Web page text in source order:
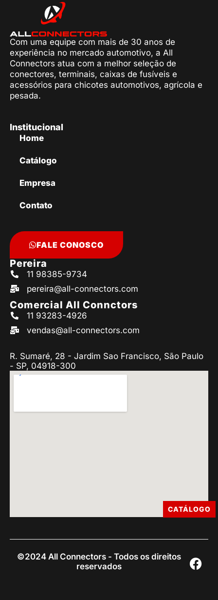
Com uma equipe com mais de 30 anos de
experiência no mercado automotivo, a All
Connectors atua com a melhor seleção de
conectores, terminais, caixas de fusíveis e
acessórios para chicotes automotivos, agrícola e
pesada.
Institucional
Home
Catálogo
Empresa
Contato
FALE CONOSCO
Pereira
11 98385-9734
pereira@all-connectors.com
Comercial All Connctors
11 93283-4926
vendas@all-connectors.com
R. Sumaré, 28 - Jardim Sao Francisco, São Paulo
- SP, 04918-300
©2024 All Connectors - Todos os direitos
reservados
CATÁLOGO